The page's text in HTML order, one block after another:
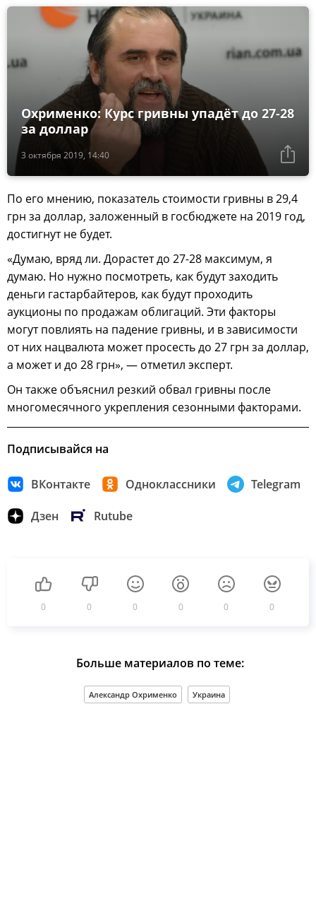
3 октября 2019, 14:40
Охрименко: Курс гривны упадёт до 27-28
за доллар
По его мнению, показатель стоимости гривны в 29,4
грн за доллар, заложенный в госбюджете на 2019 год,
достигнут не будет.
«Думаю, вряд ли. Дорастет до 27-28 максимум, я
думаю. Но нужно посмотреть, как будут заходить
деньги гастарбайтеров, как будут проходить
аукционы по продажам облигаций. Эти факторы
могут повлиять на падение гривны, и в зависимости
от них нацвалюта может просесть до 27 грн за доллар,
а может и до 28 грн», — отметил эксперт.
Он также объяснил резкий обвал гривны после
многомесячного укрепления сезонными факторами.
Подписывайся на
ВКонтакте Одноклассники Telegram
Дзен Rutube
0 0 0 0 0 0
Больше материалов по теме:
Александр Охрименко Украина